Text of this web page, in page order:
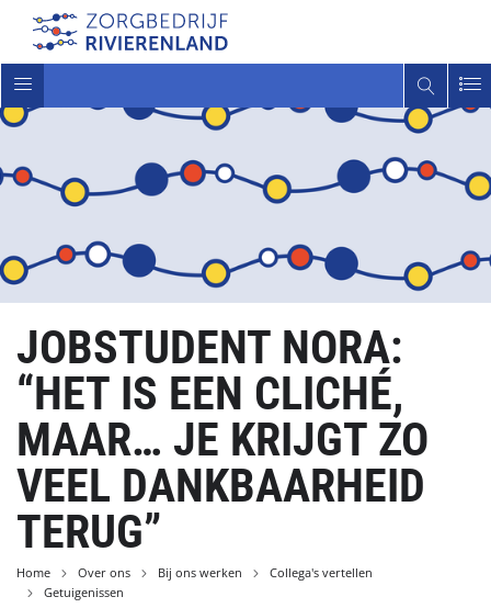
Toggle
navigatie
JOBSTUDENT NORA:
“HET IS EEN CLICHÉ,
MAAR… JE KRIJGT ZO
VEEL DANKBAARHEID
TERUG”
Home Over ons Bij ons werken
Collega's vertellen
Getuigenissen